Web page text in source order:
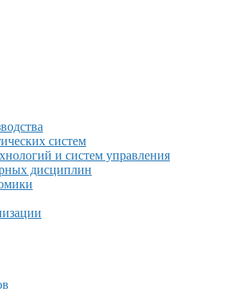
систем
и систем управления
дисциплин